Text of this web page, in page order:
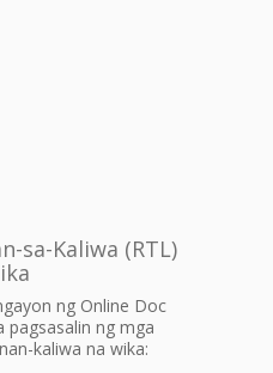
sa-Kaliwa (RTL)
ng Online Doc
ng mga
kaliwa na wika: